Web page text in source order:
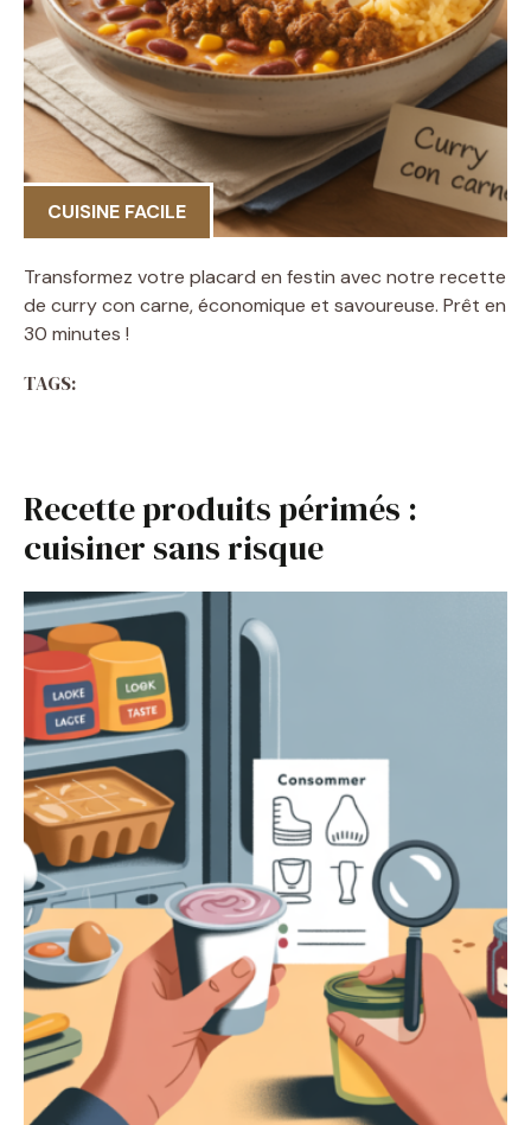
CUISINE FACILE
Transformez votre placard en festin avec notre recette
de curry con carne, économique et savoureuse. Prêt en
30 minutes !
TAGS:
Recette produits périmés :
cuisiner sans risque